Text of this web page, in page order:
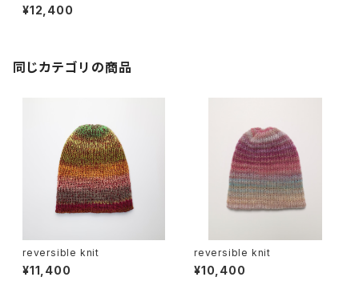
¥12,400
同じカテゴリの商品
reversible knit
¥11,400
reversible knit
¥10,400